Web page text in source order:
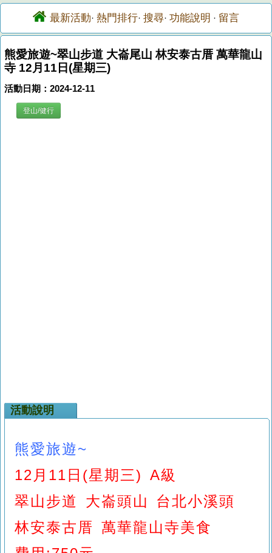
最新活動· 熱門排行· 搜尋· 功能說明 · 留言
熊愛旅遊~翠山步道 大崙尾山 林安泰古厝 萬華龍山
寺 12月11日(星期三)
活動日期：2024-12-11
登山/健行
活動說明
熊愛旅遊~
12月11日(星期三) A級
翠山步道 大崙頭山 台北小溪頭
林安泰古厝 萬華龍山寺美食